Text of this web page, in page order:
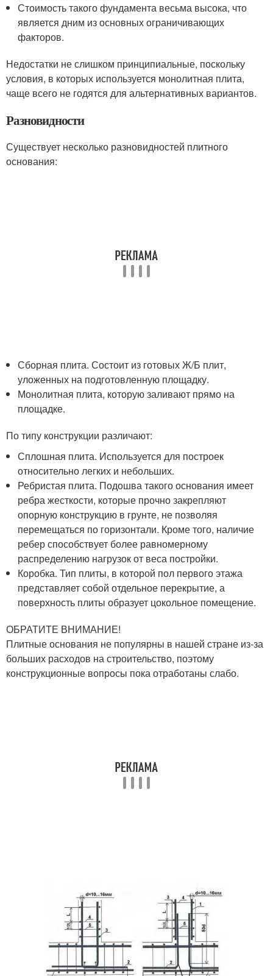
Стоимость такого фундамента весьма высока, что
является дним из основных ограничивающих
факторов.
Недостатки не слишком принципиальные, поскольку
условия, в которых используется монолитная плита,
чаще всего не годятся для альтернативных вариантов.
Разновидности
Существует несколько разновидностей плитного
основания:
Сборная плита. Состоит из готовых Ж/Б плит,
уложенных на подготовленную площадку.
Монолитная плита, которую заливают прямо на
площадке.
По типу конструкции различают:
Сплошная плита. Используется для построек
относительно легких и небольших.
Ребристая плита. Подошва такого основания имеет
ребра жесткости, которые прочно закрепляют
опорную конструкцию в грунте, не позволяя
перемещаться по горизонтали. Кроме того, наличие
ребер способствует более равномерному
распределению нагрузок от веса постройки.
Коробка. Тип плиты, в которой пол первого этажа
представляет собой отдельное перекрытие, а
поверхность плиты образует цокольное помещение.
ОБРАТИТЕ ВНИМАНИЕ!
Плитные основания не популярны в нашей стране из-за
больших расходов на строительство, поэтому
конструкционные вопросы пока отработаны слабо.